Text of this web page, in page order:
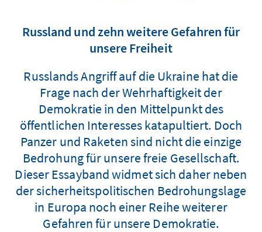
Russland und zehn weitere Gefahren für
unsere Freiheit
Russlands Angriff auf die Ukraine hat die
Frage nach der Wehrhaftigkeit der
Demokratie in den Mittelpunkt des
öffentlichen Interesses katapultiert. Doch
Panzer und Raketen sind nicht die einzige
Bedrohung für unsere freie Gesellschaft.
Dieser Essayband widmet sich daher neben
der sicherheitspolitischen Bedrohungslage
in Europa noch einer Reihe weiterer
Gefahren für unsere Demokratie.